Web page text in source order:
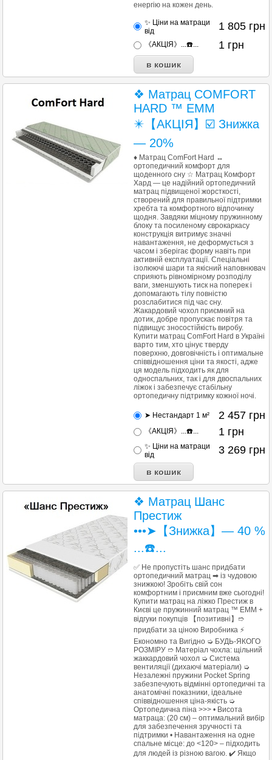
енергію на кожен день.
✨ Ціни на матраци
від
1 805 грн
《АКЦІЯ》...☎️... 1 грн
❖ Матрац COMFORT
HARD ™ EMM
✴️【АКЦІЯ】☑️ Знижка
— 20%
♦ Матрац ComFort Hard ↔
ортопедичний комфорт для
щоденного сну ☆ Матрац Комфорт
Хард — це надійний ортопедичний
матрац підвищеної жорсткості,
створений для правильної підтримки
хребта та комфортного відпочинку
щодня. Завдяки міцному пружинному
блоку та посиленому єврокаркасу
конструкція витримує значні
навантаження, не деформується з
часом і зберігає форму навіть при
активній експлуатації. Спеціальні
ізолюючі шари та якісний наповнювач
сприяють рівномірному розподілу
ваги, зменшують тиск на поперек і
допомагають тілу повністю
розслабитися під час сну.
Жакардовий чохол приємний на
дотик, добре пропускає повітря та
підвищує зносостійкість виробу.
Купити матрац ComFort Hard в Україні
варто тим, хто цінує тверду
поверхню, довговічність і оптимальне
співвідношення ціни та якості, адже
ця модель підходить як для
односпальних, так і для двоспальних
ліжок і забезпечує стабільну
ортопедичну підтримку кожної ночі.
➤ Нестандарт 1 м² 2 457 грн
《АКЦІЯ》...☎️... 1 грн
✨ Ціни на матраци
від
3 269 грн
❖ Матрац Шанс
Престиж
•••➤【Знижка】— 40 %
...☎️...
✅ Не пропустіть шанс придбати
ортопедичний матрац ➡ із чудовою
знижкою! Зробіть свій сон
комфортним і приємним вже сьогодні!
Купити матрац на ліжко Престиж в
Києві це пружинний матрац ™ ЕММ +
відгуки покупців 【позитивні】➱
придбати за ціною Виробника ⚡
Економно та Вигідно ➭ БУДЬ-ЯКОГО
РОЗМІРУ ➱ Матеріал чохла: щільний
жаккардовий чохол ➭ Система
вентиляції (дихаючі матеріали) ➭
Незалежні пружини Pocket Spring
забезпечують відмінні ортопедичні та
анатомічні показники, ідеальне
співвідношення ціна-якість ➭
Ортопедична піна >>> • Висота
матраца: (20 см) – оптимальний вибір
для забезпечення зручності та
підтримки • Навантаження на одне
спальне місце: до <120> – підходить
для людей із різною вагою. ✔️ Якщо